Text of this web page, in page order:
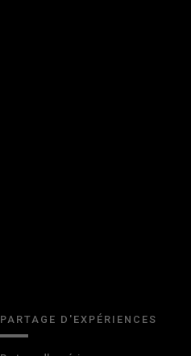
PARTAGE D'EXPÉRIENCES